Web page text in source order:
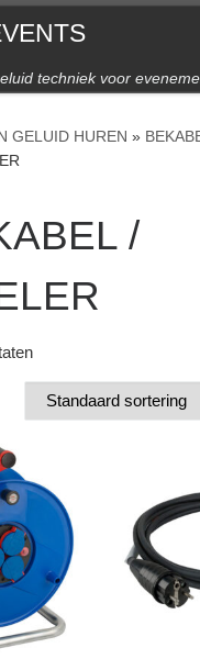
techniek voor
GELUID HUREN »
/